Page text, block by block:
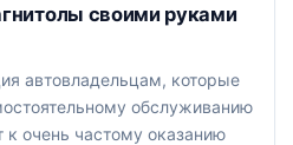
своими руками
автовладельцам, которые
обслуживанию
к очень частому оказанию